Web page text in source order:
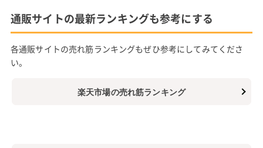
通販サイトの最新ランキングも参考にする
各通販サイトの売れ筋ランキングもぜひ参考にしてみてくださ
い。
楽天市場の売れ筋ランキング